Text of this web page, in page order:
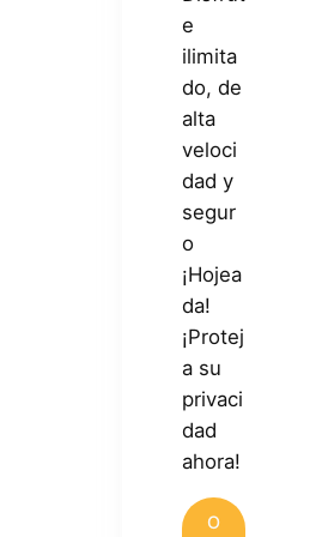
e
ilimita
do, de
alta
veloci
dad y
segur
o
¡Hojea
da!
¡Protej
a su
privaci
dad
ahora!
O